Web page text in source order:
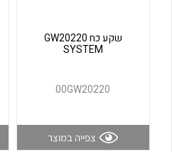
שקע כח GW20220
SYSTEM
00GW20220
צפייה במוצר